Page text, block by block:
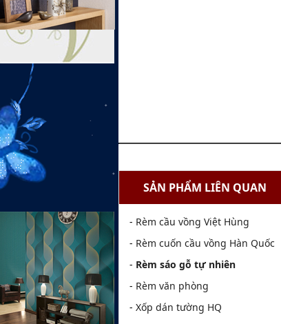
SẢN PHẨM LIÊN QUAN
- Rèm cầu vồng Việt Hùng
- Rèm cuốn cầu vồng Hàn Quốc
- Rèm sáo gỗ tự nhiên
- Rèm văn phòng
- Xốp dán tường HQ